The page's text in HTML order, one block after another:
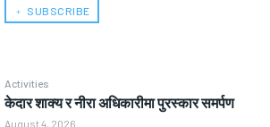
﹢ SUBSCRIBE
Activities
केदार शाक्य र नीरा अधिकारीमा पुरस्कार समर्पण
August 4, 2026